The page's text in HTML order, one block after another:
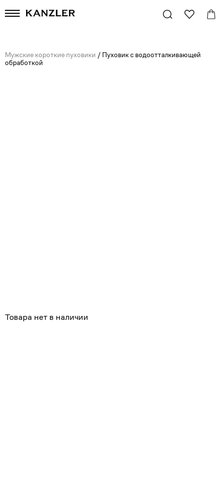
Мужские короткие пуховики / Пуховик с водоотталкивающей
обработкой
Товара нет в наличии